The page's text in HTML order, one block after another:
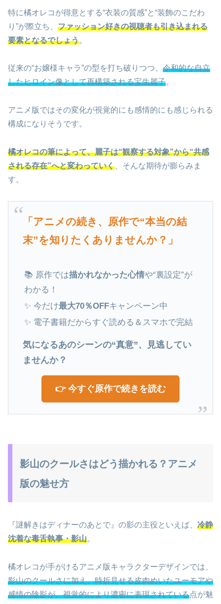
特に橘オレコが得意とする“衣装の質感”と“装飾のこだわ
り”が際立ち、 ファッション好きの視聴者も引き込まれる
要素となるでしょう。
従来の“お嬢様キャラ”の型を打ち破りつつ、 令和的な自立
したヒロイン像として再構築される宝生麗子。
アニメ版ではその変化が視覚的にも感情的にも感じられる
構成になりそうです。
橘オレコの筆によって、麗子は“観察する対象”から“共感
される存在”へと変わっていく 、そんな期待が膨らみま
す。
「アニメの続き、原作で“本当の結
末”を知りたくありませんか？」
📚 原作では描かれなかった心情や“裏設定”が
わかる！
✨ 今だけ最大70％OFFキャンペーン中
✨ 電子書籍だからすぐ読める＆スマホで完結
気になるあのシーンの“真意”、見逃してい
ませんか？
👉 今すぐ原作で続きを読む
影山のクールさはどう描かれる？アニメ
版の魅せ方
『謎解きはディナーのあとで』の影の主役といえば、 冷静
沈着な毒舌執事・影山。
橘オレコが手がけるアニメ版キャラクターデザインでは、
影山のクールさに加え、時折見せる皮肉めいたユーモアや
感情の陰影が、視覚的により濃密に表現されている点が魅